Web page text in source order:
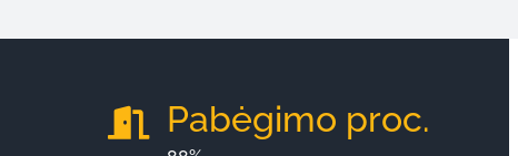
Pabėgimo proc.